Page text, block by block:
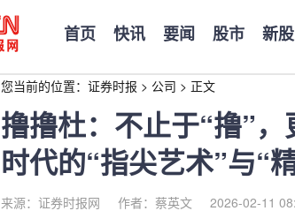
首页 快讯 要闻 股市 新股
您当前的位置： 证券时报 > 公司 > 正文
撸撸杜：不止于“撸”
时代的“指尖艺术”与“
来源：证券时报网 作者：蔡英文 2026-02-11